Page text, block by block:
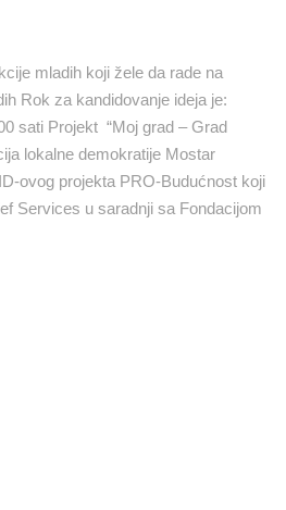
mladih koji žele da rade na
Rok za kandidovanje ideja je:
sati Projekt “Moj grad – Grad
lokalne demokratije Mostar
ovog projekta PRO-Budućnost koji
Services u saradnji sa Fondacijom